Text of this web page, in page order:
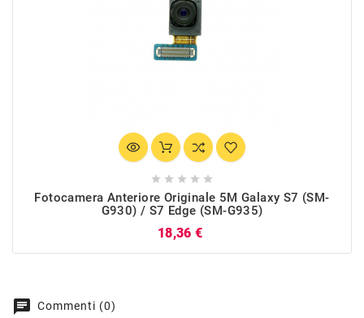
    
Fotocamera Anteriore Originale 5M Galaxy S7 (SM-
G930) / S7 Edge (SM-G935)
18,36 €
chat Commenti (0)